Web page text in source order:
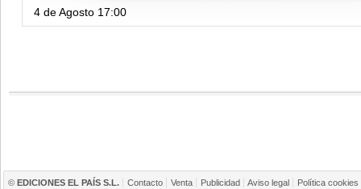
4 de Agosto 17:00
© EDICIONES EL PAÍS S.L. Contacto Venta Publicidad Aviso legal Política cookies